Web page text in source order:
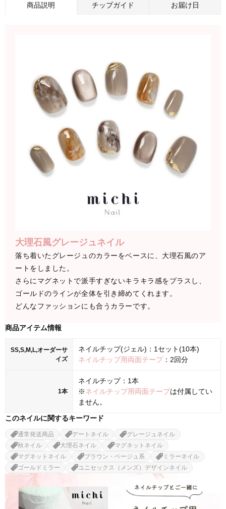
商品説明 チップガイド お届け日
大理石風グレージュネイル
落ち着いたグレージュのカラーをベースに、大理石風のア
ートをしました。
さらにマグネットで派手すぎないキラキラ感をプラスし、
ゴールドのラインが全体を引き締めてくれます。
どんなファッションにも合うカラーです。
商品アイテム情報
SS,S,M,L,オーダーサ
イズ
ネイルチップ(ジェル)：1セット(10本)
ネイルチップ用両面テープ：2回分
1本
ネイルチップ：1本
※ネイルチップ用両面テープは付属してい
ません。
このネイルに関するキーワード
通常発送商品 デートネイル
グレージュネイル
秋ネイル
大理石ネイル
マグネットネイル
マグネットネイル
ブラウン・ベージュ系
ミラーネイル
ゴールドミラー
ユニセックス（メンズ）デザインネイル